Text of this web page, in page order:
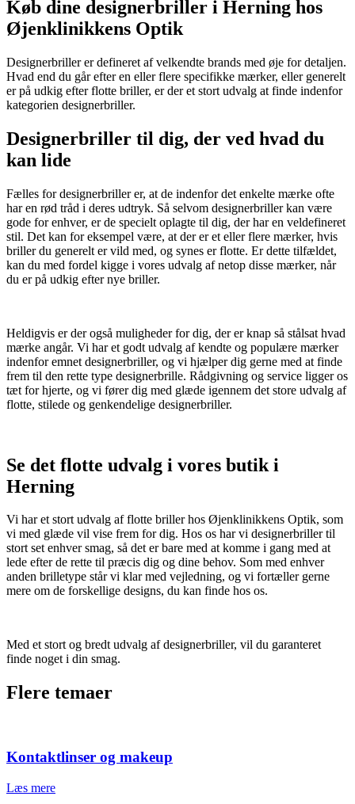
Køb dine designerbriller i Herning hos
Øjenklinikkens Optik
Designerbriller er defineret af velkendte brands med øje for detaljen.
Hvad end du går efter en eller flere specifikke mærker, eller generelt
er på udkig efter flotte briller, er der et stort udvalg at finde indenfor
kategorien designerbriller.
Designerbriller til dig, der ved hvad du
kan lide
Fælles for designerbriller er, at de indenfor det enkelte mærke ofte
har en rød tråd i deres udtryk. Så selvom designerbriller kan være
gode for enhver, er de specielt oplagte til dig, der har en veldefineret
stil. Det kan for eksempel være, at der er et eller flere mærker, hvis
briller du generelt er vild med, og synes er flotte. Er dette tilfældet,
kan du med fordel kigge i vores udvalg af netop disse mærker, når
du er på udkig efter nye briller.
Heldigvis er der også muligheder for dig, der er knap så stålsat hvad
mærke angår. Vi har et godt udvalg af kendte og populære mærker
indenfor emnet designerbriller, og vi hjælper dig gerne med at finde
frem til den rette type designerbrille. Rådgivning og service ligger os
tæt for hjerte, og vi fører dig med glæde igennem det store udvalg af
flotte, stilede og genkendelige designerbriller.
Se det flotte udvalg i vores butik i
Herning
Vi har et stort udvalg af flotte briller hos Øjenklinikkens Optik, som
vi med glæde vil vise frem for dig. Hos os har vi designerbriller til
stort set enhver smag, så det er bare med at komme i gang med at
lede efter de rette til præcis dig og dine behov. Som med enhver
anden brilletype står vi klar med vejledning, og vi fortæller gerne
mere om de forskellige designs, du kan finde hos os.
Med et stort og bredt udvalg af designerbriller, vil du garanteret
finde noget i din smag.
Flere temaer
Kontaktlinser og makeup
Læs mere